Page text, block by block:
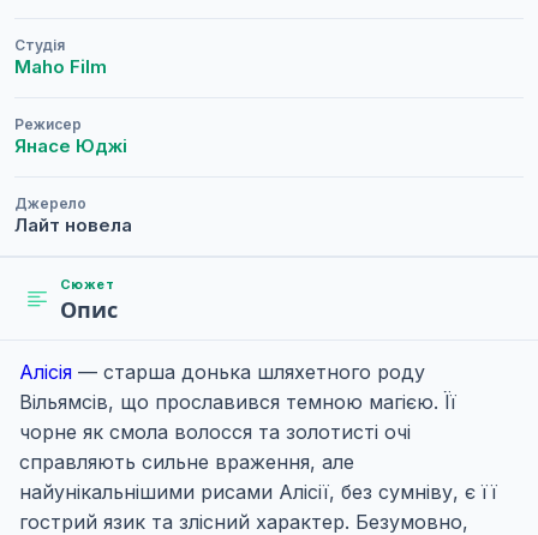
Студія
Maho Film
Режисер
Янасе Юджі
Джерело
Лайт новела
Сюжет
Опис
Алісія — старша донька шляхетного роду
Вільямсів, що прославився темною магією. Її
чорне як смола волосся та золотисті очі
справляють сильне враження, але
найунікальнішими рисами Алісії, без сумніву, є її
гострий язик та злісний характер. Безумовно,